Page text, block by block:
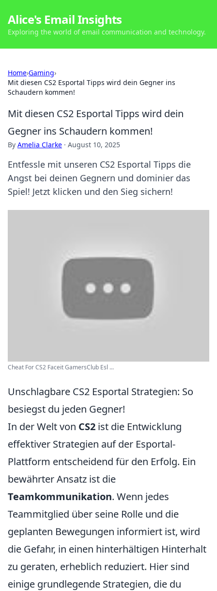
Alice's Email Insights
Exploring the world of email communication and technology.
Home›Gaming›
Mit diesen CS2 Esportal Tipps wird dein Gegner ins
Schaudern kommen!
Mit diesen CS2 Esportal Tipps wird dein
Gegner ins Schaudern kommen!
By Amelia Clarke · August 10, 2025
Entfessle mit unseren CS2 Esportal Tipps die
Angst bei deinen Gegnern und dominier das
Spiel! Jetzt klicken und den Sieg sichern!
Cheat For CS2 Faceit GamersClub Esl ...
Unschlagbare CS2 Esportal Strategien: So
besiegst du jeden Gegner!
In der Welt von CS2 ist die Entwicklung
effektiver Strategien auf der Esportal-
Plattform entscheidend für den Erfolg. Ein
bewährter Ansatz ist die
Teamkommunikation. Wenn jedes
Teammitglied über seine Rolle und die
geplanten Bewegungen informiert ist, wird
die Gefahr, in einen hinterhältigen Hinterhalt
zu geraten, erheblich reduziert. Hier sind
einige grundlegende Strategien, die du